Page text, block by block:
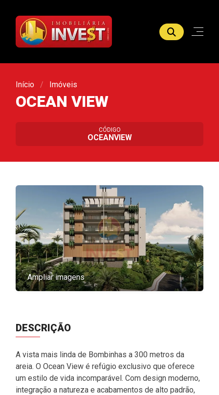
Início Imóveis
OCEAN VIEW
CÓDIGO
OCEANVIEW
Ampliar imagens
DESCRIÇÃO
A vista mais linda de Bombinhas a 300 metros da
areia. O Ocean View é refúgio exclusivo que oferece
um estilo de vida incomparável. Com design moderno,
integração a natureza e acabamentos de alto padrão,